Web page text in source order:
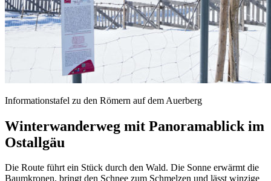
Informationstafel zu den Römern auf dem Auerberg
Winterwanderweg mit Panoramablick im
Ostallgäu
Die Route führt ein Stück durch den Wald. Die Sonne erwärmt die
Baumkronen, bringt den Schnee zum Schmelzen und lässt winzige